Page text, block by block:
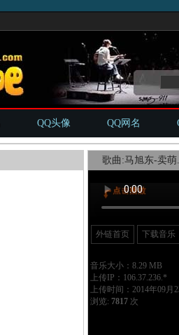
QQ头像 QQ网名
歌曲:马旭东-卖萌
外链首页 下载音乐
音乐大小：8.29 MB
上传IP：106.37.236.*
上传时间：2014年09月
浏览: 7817次